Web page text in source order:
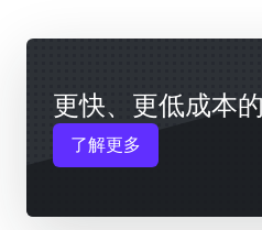
更快、更低成本
了解更多